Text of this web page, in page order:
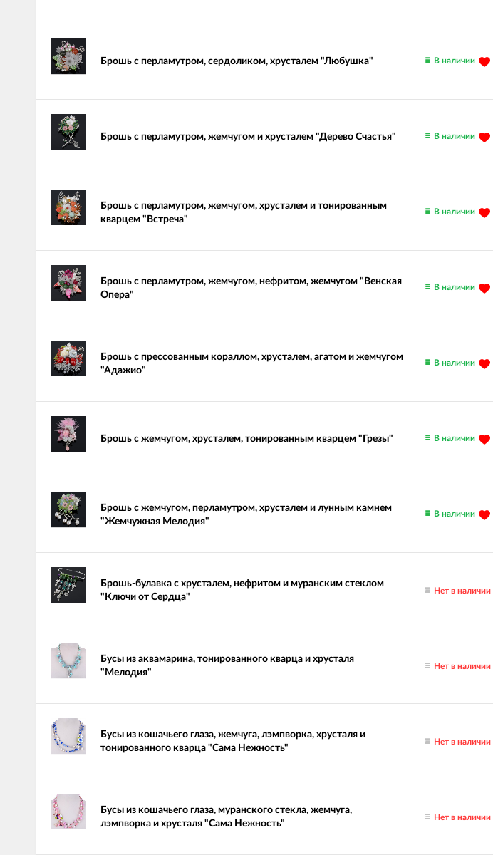
Брошь с перламутром, сердоликом, хрусталем "Любушка" В наличии
Брошь с перламутром, жемчугом и хрусталем "Дерево Счастья" В наличии
Брошь с перламутром, жемчугом, хрусталем и тонированным
кварцем "Встреча"
В наличии
Брошь с перламутром, жемчугом, нефритом, жемчугом "Венская
Опера"
В наличии
Брошь с прессованным кораллом, хрусталем, агатом и жемчугом
"Адажио"
В наличии
Брошь с жемчугом, хрусталем, тонированным кварцем "Грезы" В наличии
Брошь с жемчугом, перламутром, хрусталем и лунным камнем
"Жемчужная Мелодия"
В наличии
Брошь-булавка с хрусталем, нефритом и муранским стеклом
"Ключи от Сердца"
Нет в наличии
Бусы из аквамарина, тонированного кварца и хрусталя
"Мелодия"
Нет в наличии
Бусы из кошачьего глаза, жемчуга, лэмпворка, хрусталя и
тонированного кварца "Сама Нежность"
Нет в наличии
Бусы из кошачьего глаза, муранского стекла, жемчуга,
лэмпворка и хрусталя "Сама Нежность"
Нет в наличии